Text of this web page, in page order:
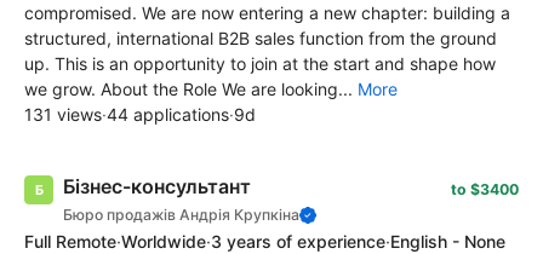
compromised. We are now entering a new chapter: building a
structured, international B2B sales function from the ground
up. This is an opportunity to join at the start and shape how
we grow. About the Role We are looking... More
131 views·44 applications·9d
Бізнес-консультант
Бюро продажів Андрія Крупкіна
to $3400
Full Remote·Worldwide·3 years of experience·English - None